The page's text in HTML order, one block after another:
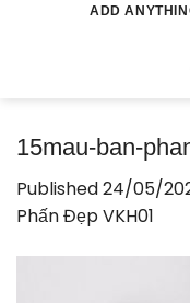
ADD
15mau-ban-
Published24/05/
Phấn Đẹp VKH01